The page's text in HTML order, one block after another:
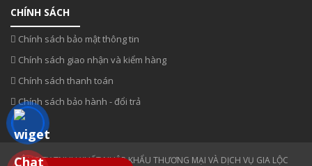
CHÍNH SÁCH
Chính sách bảo mật thông tin
Chính sách giao nhận và kiểm hàng
Chính sách thanh toán
Chính sách bảo hành - đổi trả
CÔNG TY TNHH XUẤT NHẬP KHẨU THƯƠNG MẠI VÀ DỊCH VỤ GIA LỘC